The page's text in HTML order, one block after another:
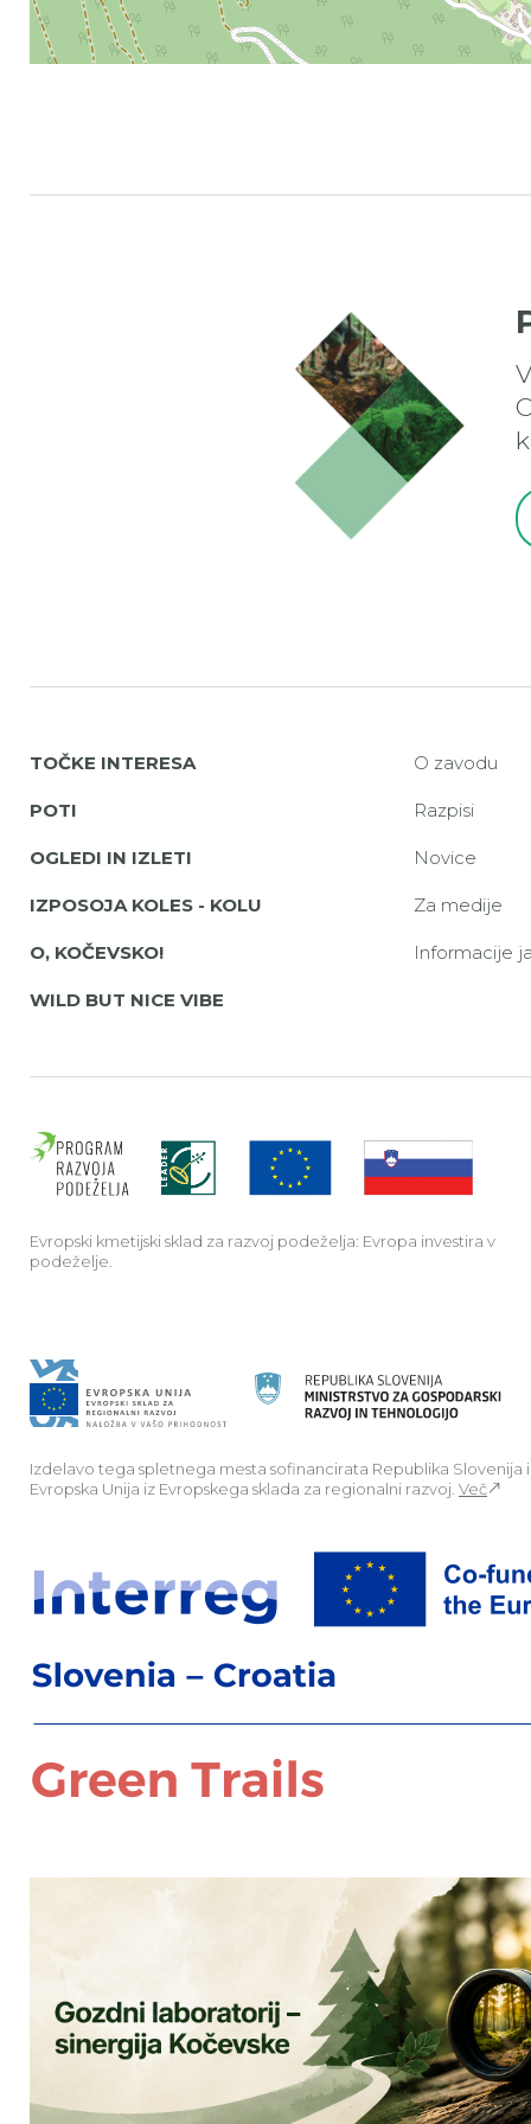
TOČKE INTERESA
POTI
OGLEDI IN IZLETI
IZPOSOJA KOLES - KOLU
O, KOČEVSKO!
WILD BUT NICE VIBE
O zavodu
Razpisi
Novice
Za medije
Informacije
Evropski kmetijski sklad za razvoj podeželja: Evropa investira v
podeželje.
Izdelavo tega spletnega mesta sofinancirata Republika Slovenija
Evropska Unija iz Evropskega sklada za regionalni razvoj. Več